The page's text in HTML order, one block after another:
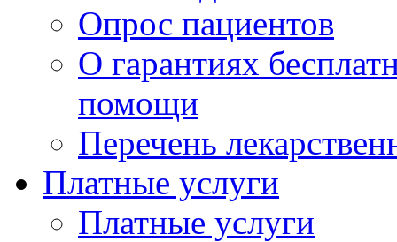
Опрос пациентов
О гарантиях
помощи
Перечень
Платные услуги
Платные услуги